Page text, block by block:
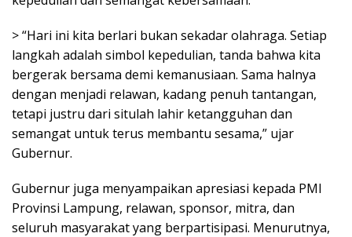
> “Hari ini kita berlari bukan sekadar olahraga. Setiap
langkah adalah simbol kepedulian, tanda bahwa kita
bergerak bersama demi kemanusiaan. Sama halnya
dengan menjadi relawan, kadang penuh tantangan,
tetapi justru dari situlah lahir ketangguhan dan
semangat untuk terus membantu sesama,” ujar
Gubernur.
Gubernur juga menyampaikan apresiasi kepada PMI
Provinsi Lampung, relawan, sponsor, mitra, dan
seluruh masyarakat yang berpartisipasi. Menurutnya,